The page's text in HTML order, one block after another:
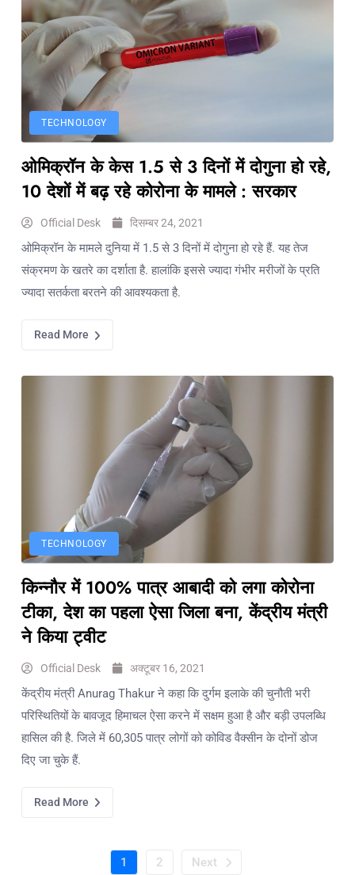
TECHNOLOGY
ओमिक्रॉन के केस 1.5 से 3 दिनों में दोगुना हो रहे,
10 देशों में बढ़ रहे कोरोना के मामले : सरकार
Official Desk दिसम्बर 24, 2021
ओमिक्रॉन के मामले दुनिया में 1.5 से 3 दिनों में दोगुना हो रहे हैं. यह तेज
संक्रमण के खतरे का दर्शाता है. हालांकि इससे ज्यादा गंभीर मरीजों के प्रति
ज्यादा सतर्कता बरतने की आवश्यकता है.
Read More
TECHNOLOGY
किन्नौर में 100% पात्र आबादी को लगा कोरोना
टीका, देश का पहला ऐसा जिला बना, केंद्रीय मंत्री
ने किया ट्वीट
Official Desk अक्टूबर 16, 2021
केंद्रीय मंत्री Anurag Thakur ने कहा कि दुर्गम इलाके की चुनौती भरी
परिस्थितियों के बावजूद हिमाचल ऐसा करने में सक्षम हुआ है और बड़ी उपलब्धि
हासिल की है. जिले में 60,305 पात्र लोगों को कोविड वैक्सीन के दोनों डोज
दिए जा चुके हैं.
Read More
1 2 Next